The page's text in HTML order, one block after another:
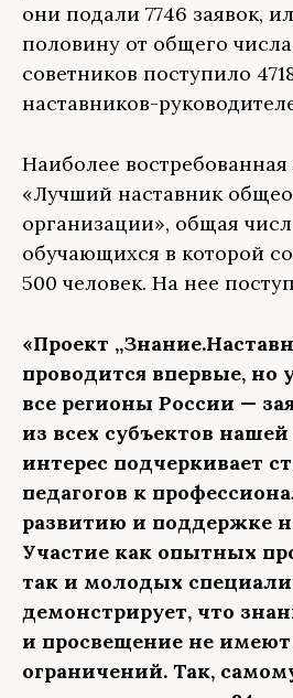
они подали 7746 заявок,
половину от общего
советников поступило
наставников-
Наиболее
«Лучший наставник
организации», общая
обучающихся в которой
500 человек. На нее
«Проект
проводится впервые, но
все регионы России —
из всех субъектов
интерес подчеркивает
педагогов к
развитию и поддержке
Участие как опытных
так и молодых
демонстрирует, что
и просвещение не
ограничений. Так,